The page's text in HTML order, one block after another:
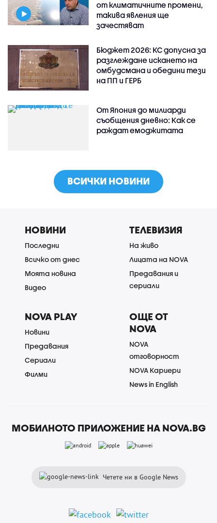
от климатичните промени,
такива явления ще
зачестяват
Бюджет 2026: КС допусна за
разглеждане искането на
омбудсмана и обедини тези
на ПП и ГЕРБ
От Япония до милиарди
съобщения дневно: Как се
раждат емоджитата
ВСИЧКИ НОВИНИ
НОВИНИ
Последни
Всичко от днес
Моята новина
Видео
ТЕЛЕВИЗИЯ
На живо
Лицата на NOVA
Предавания и
сериали
NOVA PLAY
Новини
Предавания
Сериали
Филми
ОЩЕ ОТ
NOVA
NOVA
отговорност
NOVA Кариери
News in English
МОБИЛНОТО ПРИЛОЖЕНИЕ НА NOVA.BG
Четете ни в Google News